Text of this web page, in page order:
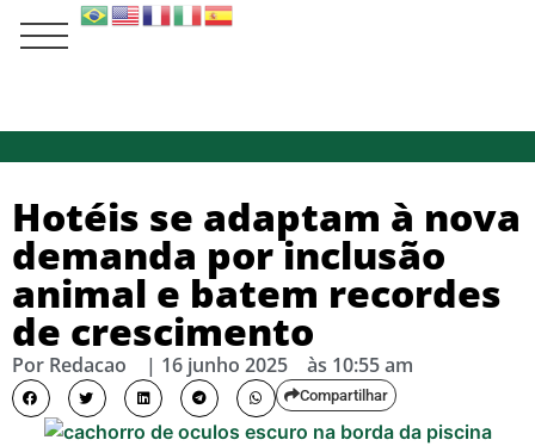
Hotéis se adaptam à nova
demanda por inclusão
animal e batem recordes
de crescimento
Por Redacao | 16 junho 2025 às 10:55 am
Compartilhar